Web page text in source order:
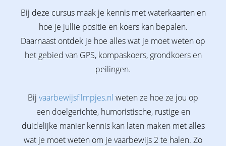
Bij deze cursus maak je kennis met waterkaarten en
hoe je jullie positie en koers kan bepalen.
Daarnaast ontdek je hoe alles wat je moet weten op
het gebied van GPS, kompaskoers, grondkoers en
peilingen.
Bij vaarbewijsfilmpjes.nl weten ze hoe ze jou op
een doelgerichte, humoristische, rustige en
duidelijke manier kennis kan laten maken met alles
wat je moet weten om je vaarbewijs 2 te halen. Zo